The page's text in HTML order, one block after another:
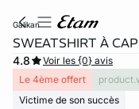
galikan
SWEATSHIRT À
4.8
Voir les {0} avis
Le 4ème offert
Victime de son succès